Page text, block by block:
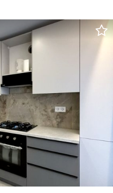
* індивідуальне
є балкон та лоджія * квартира
* холодильник *
* витяжка * духова шафа
світла, затишна та
68 500 $ Оформлення:
* можливі швидкі
для детальної